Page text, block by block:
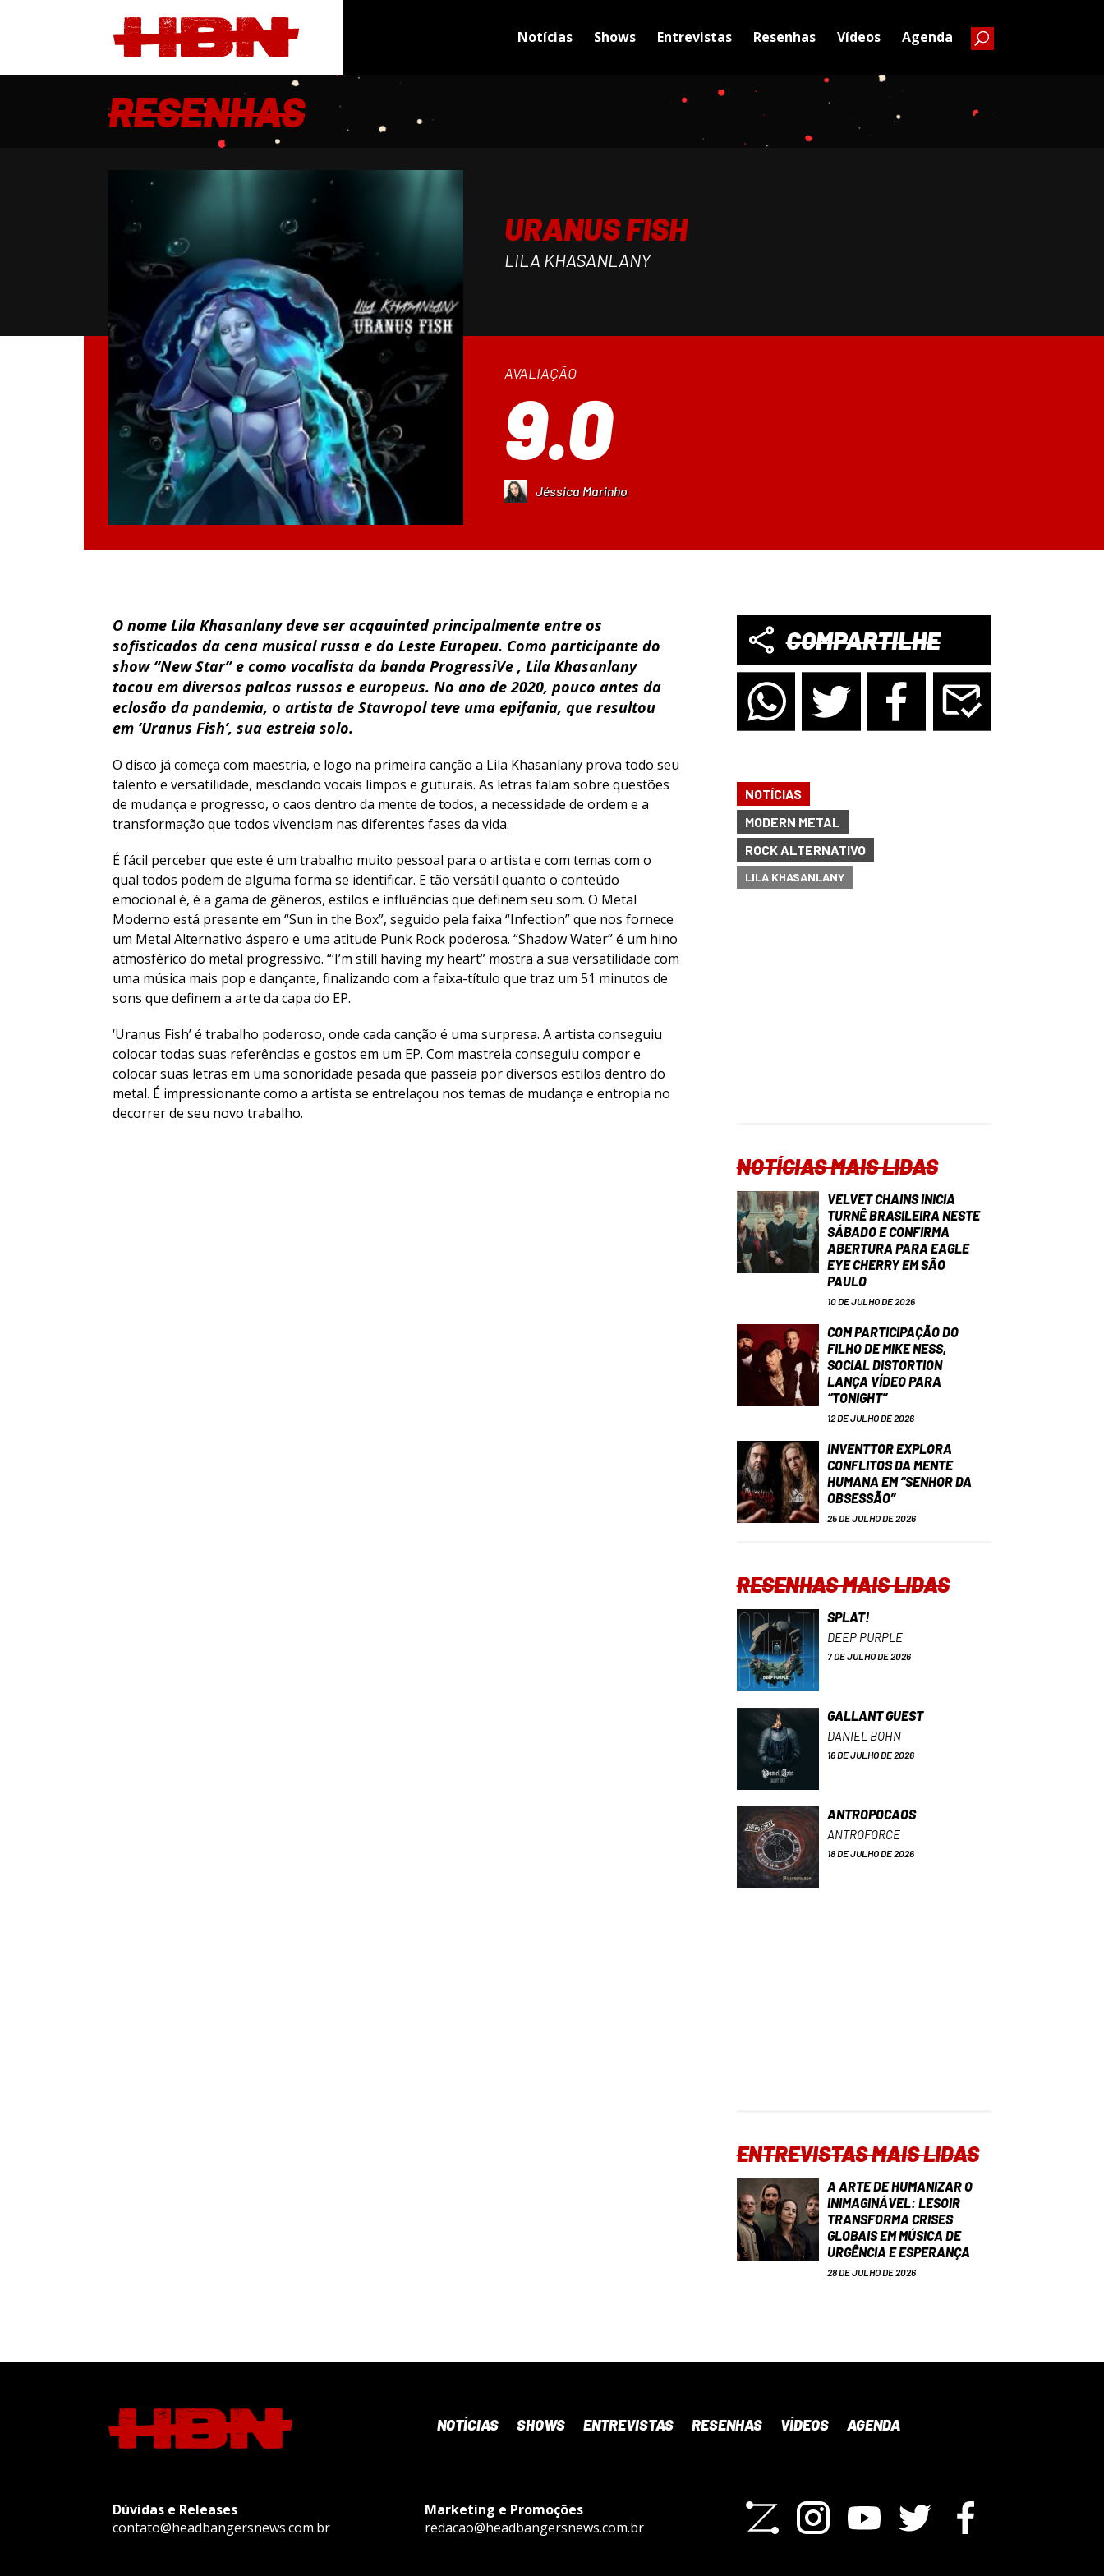
Notícias Shows Entrevistas Resenhas Vídeos Agenda
RESENHAS
URANUS FISH
LILA KHASANLANY
AVALIAÇÃO
9.0
Jéssica Marinho
O nome Lila Khasanlany deve ser acqauinted principalmente entre os
sofisticados da cena musical russa e do Leste Europeu. Como participante do
show “New Star” e como vocalista da banda ProgressiVe , Lila Khasanlany
tocou em diversos palcos russos e europeus. No ano de 2020, pouco antes da
eclosão da pandemia, o artista de Stavropol teve uma epifania, que resultou
em ‘Uranus Fish’, sua estreia solo.
O disco já começa com maestria, e logo na primeira canção a Lila Khasanlany prova todo seu
talento e versatilidade, mesclando vocais limpos e guturais. As letras falam sobre questões
de mudança e progresso, o caos dentro da mente de todos, a necessidade de ordem e a
transformação que todos vivenciam nas diferentes fases da vida.
É fácil perceber que este é um trabalho muito pessoal para o artista e com temas com o
qual todos podem de alguma forma se identificar. E tão versátil quanto o conteúdo
emocional é, é a gama de gêneros, estilos e influências que definem seu som. O Metal
Moderno está presente em “Sun in the Box”, seguido pela faixa “Infection” que nos fornece
um Metal Alternativo áspero e uma atitude Punk Rock poderosa. “Shadow Water” é um hino
atmosférico do metal progressivo. “‘I’m still having my heart” mostra a sua versatilidade com
uma música mais pop e dançante, finalizando com a faixa-título que traz um 51 minutos de
sons que definem a arte da capa do EP.
‘Uranus Fish’ é trabalho poderoso, onde cada canção é uma surpresa. A artista conseguiu
colocar todas suas referências e gostos em um EP. Com mastreia conseguiu compor e
colocar suas letras em uma sonoridade pesada que passeia por diversos estilos dentro do
metal. É impressionante como a artista se entrelaçou nos temas de mudança e entropia no
decorrer de seu novo trabalho.
COMPARTILHE
NOTÍCIAS
MODERN METAL
ROCK ALTERNATIVO
LILA KHASANLANY
NOTÍCIAS MAIS LIDAS
VELVET CHAINS INICIA
TURNÊ BRASILEIRA NESTE
SÁBADO E CONFIRMA
ABERTURA PARA EAGLE
EYE CHERRY EM SÃO
PAULO
10 DE JULHO DE 2026
COM PARTICIPAÇÃO DO
FILHO DE MIKE NESS,
SOCIAL DISTORTION
LANÇA VÍDEO PARA
“TONIGHT”
12 DE JULHO DE 2026
INVENTTOR EXPLORA
CONFLITOS DA MENTE
HUMANA EM “SENHOR DA
OBSESSÃO”
25 DE JULHO DE 2026
RESENHAS MAIS LIDAS
SPLAT!
DEEP PURPLE
7 DE JULHO DE 2026
GALLANT GUEST
DANIEL BOHN
16 DE JULHO DE 2026
ANTROPOCAOS
ANTROFORCE
18 DE JULHO DE 2026
ENTREVISTAS MAIS LIDAS
A ARTE DE HUMANIZAR O
INIMAGINÁVEL: LESOIR
TRANSFORMA CRISES
GLOBAIS EM MÚSICA DE
URGÊNCIA E ESPERANÇA
28 DE JULHO DE 2026
NOTÍCIAS SHOWS ENTREVISTAS RESENHAS VÍDEOS AGENDA
Dúvidas e Releases
contato@headbangersnews.com.br
Marketing e Promoções
redacao@headbangersnews.com.br